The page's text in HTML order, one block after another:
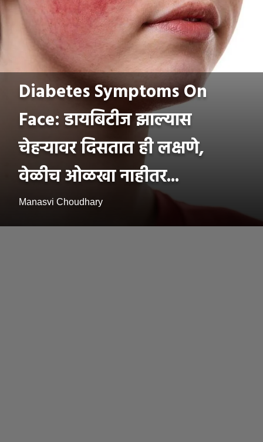
Diabetes Symptoms On
Face: डायबिटीज झाल्यास
चेहऱ्यावर दिसतात ही लक्षणे,
वेळीच ओळखा नाहीतर...
Manasvi Choudhary